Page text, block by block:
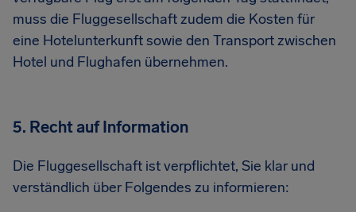
muss die Fluggesellschaft zudem die Kosten für
eine Hotelunterkunft sowie den Transport zwischen
Hotel und Flughafen übernehmen.
5. Recht auf Information
Die Fluggesellschaft ist verpflichtet, Sie klar und
verständlich über Folgendes zu informieren: